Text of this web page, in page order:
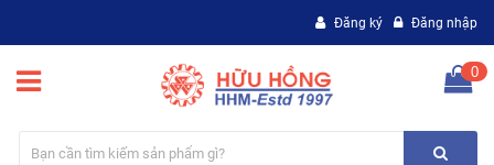
Đăng ký Đăng nhập
0